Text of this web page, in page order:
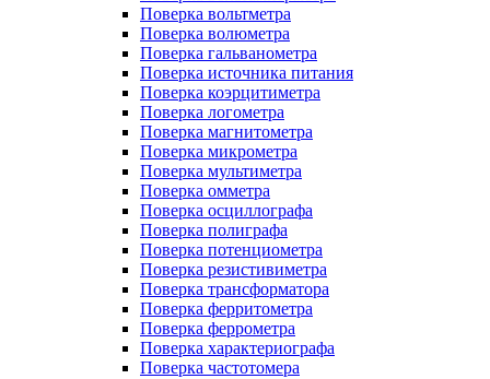
Поверка вольтметра
Поверка волюметра
Поверка гальванометра
Поверка источника питания
Поверка коэрцитиметра
Поверка логометра
Поверка магнитометра
Поверка микрометра
Поверка мультиметра
Поверка омметра
Поверка осциллографа
Поверка полиграфа
Поверка потенциометра
Поверка резистивиметра
Поверка трансформатора
Поверка ферритометра
Поверка феррометра
Поверка характериографа
Поверка частотомера